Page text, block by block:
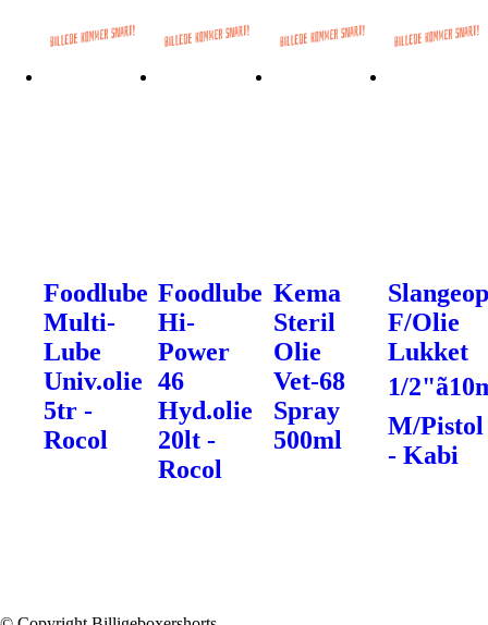
Foodlube
Multi-
Lube
Univ.olie
5tr -
Rocol
Foodlube
Hi-
Power
46
Hyd.olie
20lt -
Rocol
Kema
Steril
Olie
Vet-68
Spray
500ml
F/Olie
Lukket
1/
M/Pistol
- Kabi